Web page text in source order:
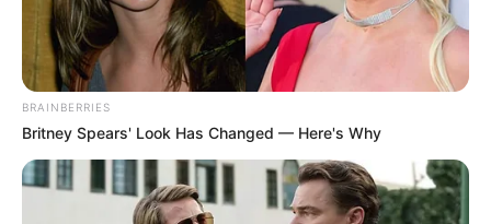
BRAINBERRIES
Britney Spears' Look Has Changed — Here's Why